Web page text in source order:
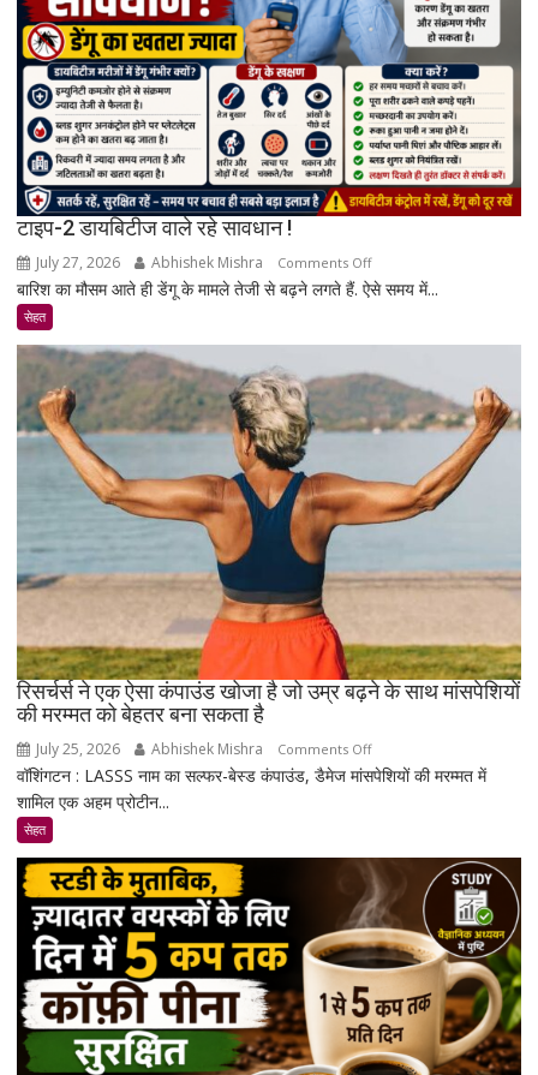
और
रिसर्च
की
पूरी
सच्चाई
टाइप-2 डायबिटीज वाले रहे सावधान !
July 27, 2026 Abhishek Mishra Comments Offon
टाइप-2
सावधान
!
बारिश का मौसम आते ही डेंगू के मामले तेजी से बढ़ने लगते हैं. ऐसे समय में...
सेहत
रिसर्चर्स ने एक ऐसा कंपाउंड खोजा है जो उम्र बढ़ने के साथ मांसपेशियों
की मरम्मत को बेहतर बना सकता है
July 25, 2026 Abhishek Mishra Comments Offon
रिसर्चर्स
कंपाउंड
खोजा
है
जो
बढ़ने
के
साथ
वॉशिंगटन : LASSS नाम का सल्फर-बेस्ड कंपाउंड, डैमेज मांसपेशियों की मरम्मत में
शामिल एक अहम प्रोटीन...
सेहत